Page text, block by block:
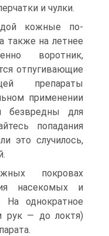
и чулки.
кожные по­
также на лет­нее
воротник,
отпугивающие
препараты
применении
безвредны для
попадания
это случилось,
покровах
насекомых и
однократ­ное
рук — до локтя)